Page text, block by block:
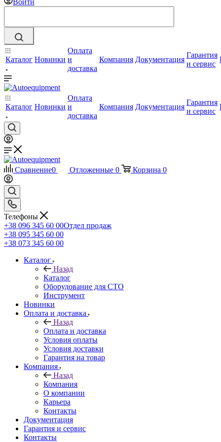
Войти
Каталог Новинки
Оплата
и
доставка
Компания Документация
Гарантия
и сервис
Каталог Новинки
Оплата
и
доставка
Компания Документация
Гарантия
и сервис
Сравнение0 Отложенные 0 Корзина 0
Телефоны
+38 096 345 60 00Отдел продаж
+38 095 345 60 00
+38 073 345 60 00
Каталог
Назад
Каталог
Оборудование для СТО
Инструмент
Новинки
Оплата и доставка
Назад
Оплата и доставка
Условия оплаты
Условия доставки
Гарантия на товар
Компания
Назад
Компания
О компании
Карьера
Контакты
Документация
Гарантия и сервис
Контакты